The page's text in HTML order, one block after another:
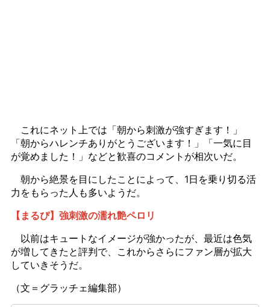
これにネット上では「朝から刺激が強すぎます！」
「朝からハレンチありがとうございます！」「一気に目
が覚めました！」などと歓喜のコメントが相次いだ。
朝から絶景を目にしたことによって、1日を乗り切る活
力をもらった人も多いようだ。
【まるぴ】強刺激の濡れ艶ペロリ
以前はキュートなイメージが強かったが、最近は色気
が増してきたと評判で、これからさらにファン層が拡大
していきそうだ。
（文＝グラッチェ編集部）